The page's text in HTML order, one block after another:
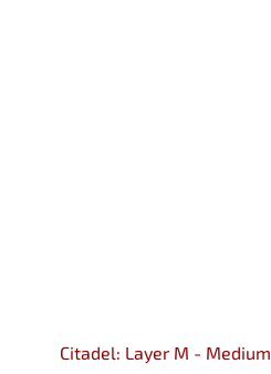
Citadel: Layer M -